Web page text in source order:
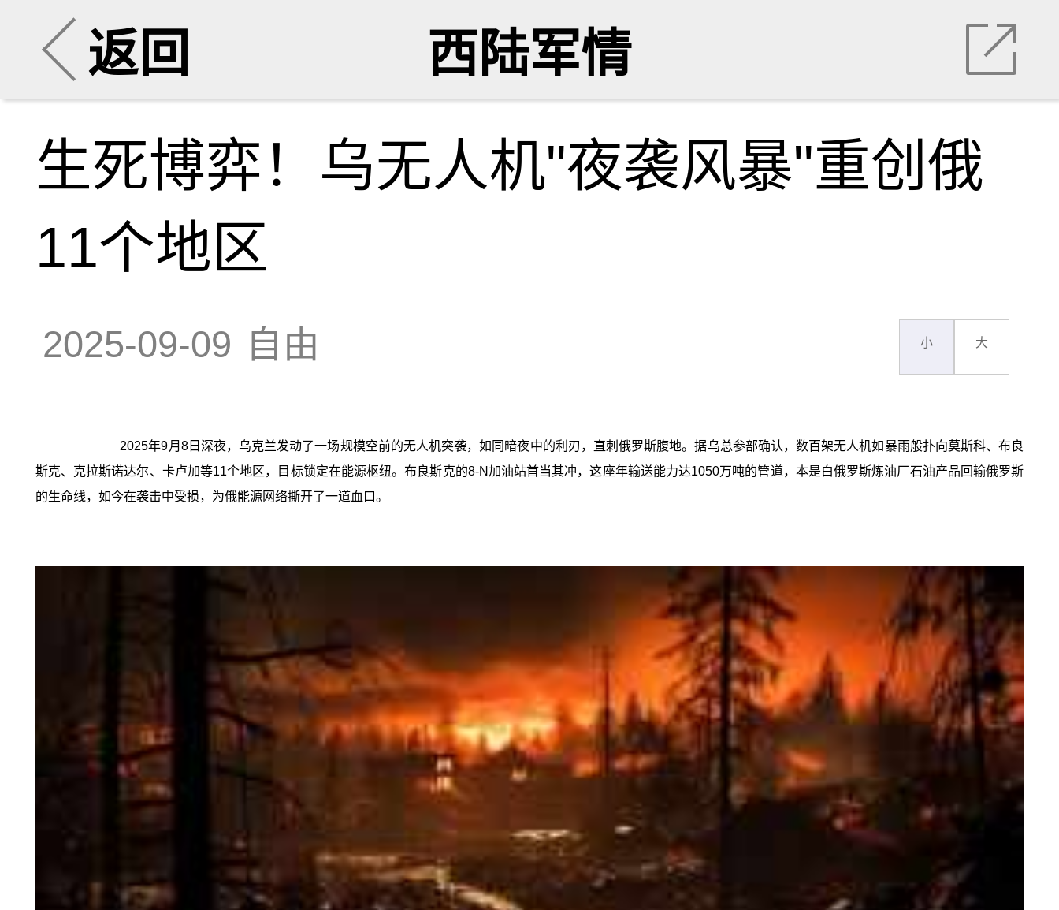
返回 西陆军情
生死博弈！乌无人机"夜袭风暴"重创俄
11个地区
2025-09-09 自由 小 大
2025年9月8日深夜，乌克兰发动了一场规模空前的无人机突袭，如同暗夜中的利刃，直刺俄罗斯腹地。据乌总参部确认，数百架无人机如暴雨般扑向莫斯科、布良
斯克、克拉斯诺达尔、卡卢加等11个地区，目标锁定在能源枢纽。布良斯克的8-N加油站首当其冲，这座年输送能力达1050万吨的管道，本是白俄罗斯炼油厂石油产品回输俄罗斯
的生命线，如今在袭击中受损，为俄能源网络撕开了一道血口。